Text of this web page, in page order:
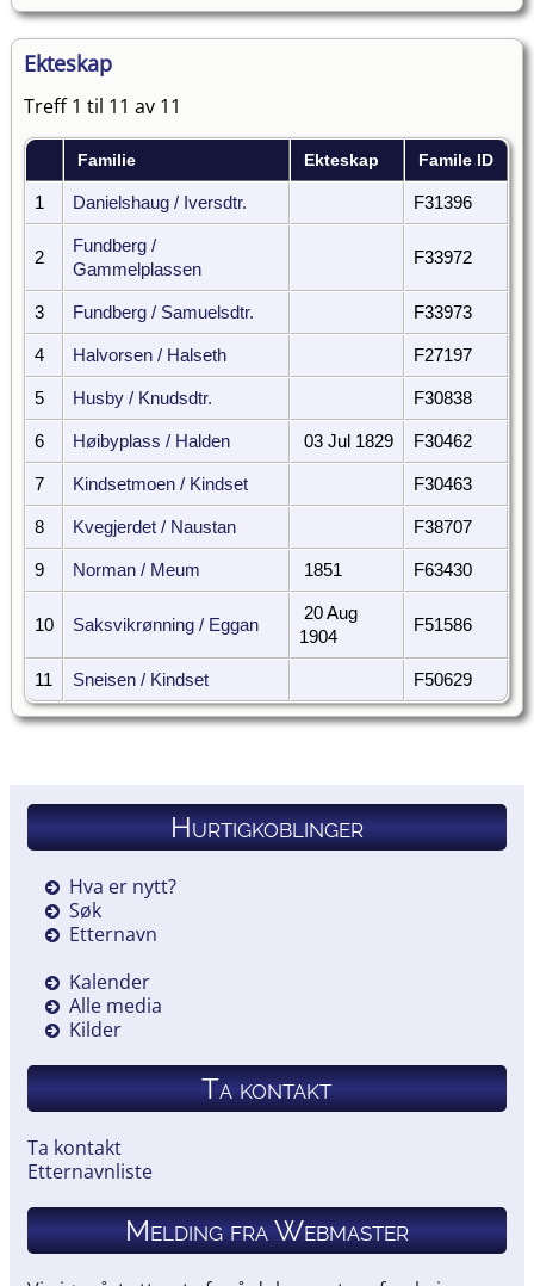
Ekteskap
Treff 1 til 11 av 11
Familie Ekteskap Famile ID
1 Danielshaug / Iversdtr. F31396
2
Fundberg /
Gammelplassen
F33972
3 Fundberg / Samuelsdtr. F33973
4 Halvorsen / Halseth F27197
5 Husby / Knudsdtr. F30838
6 Høibyplass / Halden 03 Jul 1829 F30462
7 Kindsetmoen / Kindset F30463
8 Kvegjerdet / Naustan F38707
9 Norman / Meum 1851 F63430
10 Saksvikrønning / Eggan
20 Aug
1904
F51586
11 Sneisen / Kindset F50629
Hurtigkoblinger
Hva er nytt?
Søk
Etternavn
Kalender
Alle media
Kilder
Ta kontakt
Ta kontakt
Etternavnliste
Melding fra Webmaster